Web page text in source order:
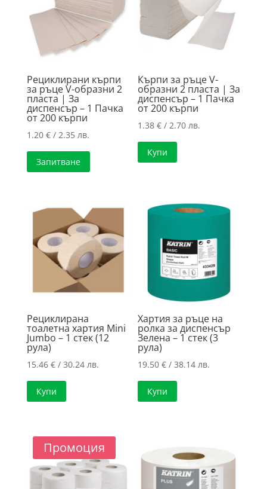
high
Рециклирани кърпи
за ръце V-образни 2
пласта | За
диспенсър – 1 Пачка
от 200 кърпи
1.20 €/ 2.35 лв.
Запитване
Кърпи за ръце V-
образни 2 пласта | За
диспенсър – 1 Пачка
от 200 кърпи
1.38€ / 2.70 лв.
Купи
Рециклирана
тоалетна хартия Mini
Jumbo – 1 стек (12
рула)
15.46 €/ 30.24 лв.
Купи
Хартия за ръце на
ролка за диспенсър
Зелена – 1 стек (3
рула)
19.50€ / 38.14 лв.
Купи
Промоция